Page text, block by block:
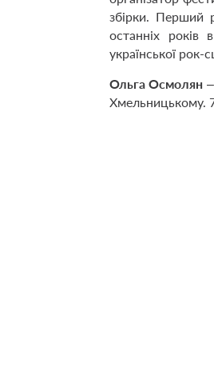
збірки. Перший
останніх років
української рок-
Ольга Осмолян
Хмельницькому.